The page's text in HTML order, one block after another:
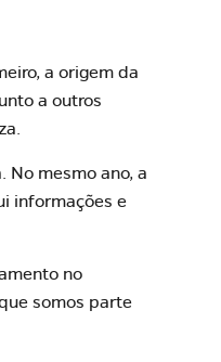
a origem da
a outros
No mesmo ano, a
informações e
no
somos parte